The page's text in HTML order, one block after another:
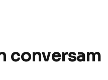
conversam